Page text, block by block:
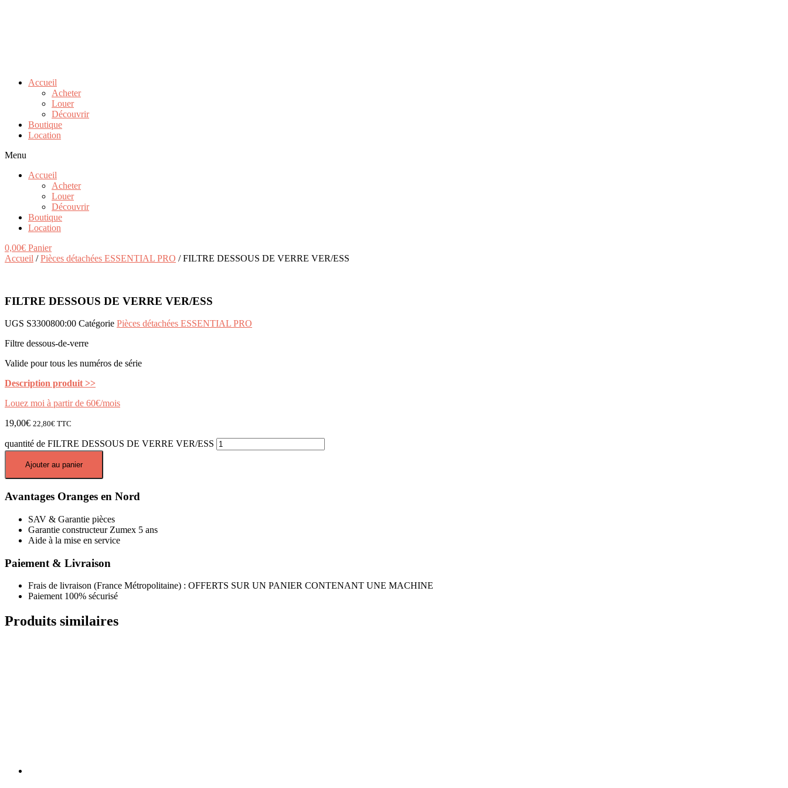
Accueil
Acheter
Louer
Découvrir
Boutique
Location
Menu
Accueil
Acheter
Louer
Découvrir
Boutique
Location
0,00€ Panier
Accueil /Pièces détachées ESSENTIAL PRO / FILTRE DESSOUS DE VERRE VER/ESS
FILTRE DESSOUS DE VERRE VER/ESS
UGS S3300800:00 Catégorie Pièces détachées ESSENTIAL PRO
Filtre dessous-de-verre
Valide pour tous les numéros de série
Description produit >>
Louez moi à partir de 60€/mois
19,00€ 22,80€ TTC
quantité de FILTRE DESSOUS DE VERRE VER/ESS
Ajouter au panier
Avantages Oranges en Nord
SAV & Garantie pièces
Garantie constructeur Zumex 5 ans
Aide à la mise en service
Paiement & Livraison
Frais de livraison (France Métropolitaine) : OFFERTS SUR UN PANIER CONTENANT UNE MACHINE
Paiement 100% sécurisé
Produits similaires